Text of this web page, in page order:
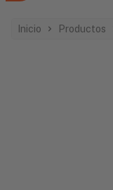
Inicio Productos